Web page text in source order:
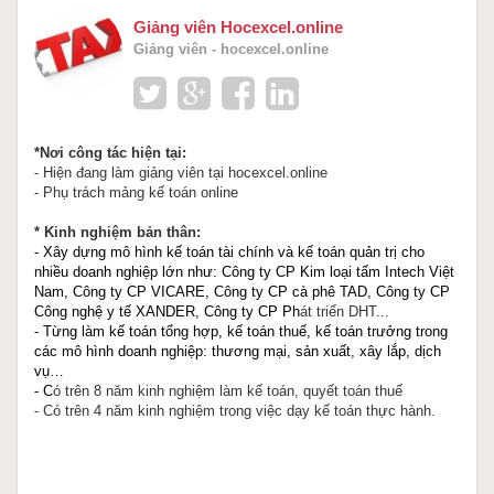
Giảng viên Hocexcel.online
Giảng viên - hocexcel.online
*Nơi công tác hiện tại:
- Hiện đang làm giảng viên tại hocexcel.online
- Phụ trách mảng kế toán online
* Kinh nghiệm bản thân:
- Xây dựng mô hình kế toán tài chính và kế toán quản trị cho
nhiều doanh nghiệp lớn như: Công ty CP Kim loại tấm Intech Việt
Nam, Công ty CP VICARE, Công ty CP cà phê TAD, Công ty CP
Công nghệ y tế XANDER, Công ty CP Phát triển DHT...
- Từng làm kế toán tổng hợp, kế toán thuế, kế toán trưởng trong
các mô hình doanh nghiệp: thương mại, sản xuất, xây lắp, dịch
vụ…
- Có trên 8 năm kinh nghiệm làm kế toán, quyết toán thuế
- Có trên 4 năm kinh nghiệm trong việc dạy kế toán thực hành.